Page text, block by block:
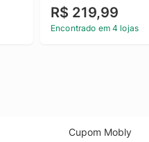
R$ 219,99
Encontrado em 4 lojas
Cupom Mobly